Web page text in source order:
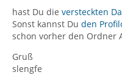
hast Du die versteckten
Sonst kannst Du den
schon vorher den Ordner
Gruß
slengfe